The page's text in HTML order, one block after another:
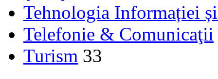
Tehnologia Informației
Telefonie & Comunicaţii
Turism 33